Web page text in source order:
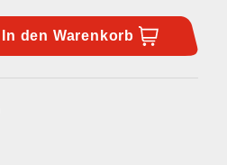
In den Warenkorb